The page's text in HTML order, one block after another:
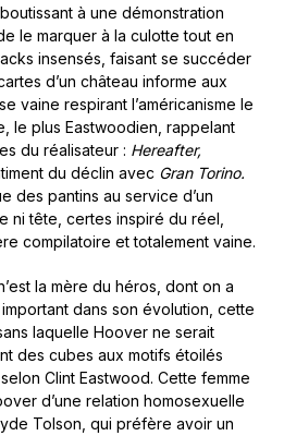
à une démonstration
le marquer à la culotte tout en
insensés, faisant se succéder
d’un château informe aux
vaine respirant l’américanisme le
le plus Eastwoodien, rappelant
du réalisateur : Hereafter,
du déclin avec Gran Torino.
des pantins au service d’un
ni tête, certes inspiré du réel,
compilatoire et totalement vaine.
la mère du héros, dont on a
dans son évolution, cette
laquelle Hoover ne serait
des cubes aux motifs étoilés
Clint Eastwood. Cette femme
d’une relation homosexuelle
Tolson, qui préfère avoir un